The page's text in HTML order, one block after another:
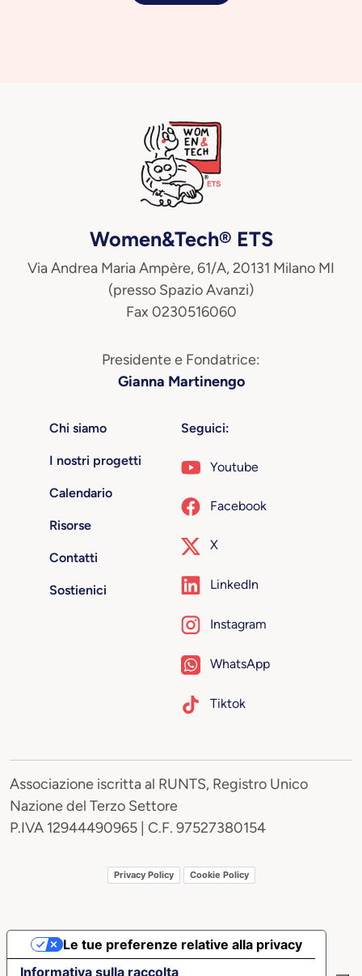
Women&Tech® ETS
Via Andrea Maria Ampère, 61/A, 20131 Milano MI
(presso Spazio Avanzi)
Fax 0230516060
Presidente e Fondatrice:
Gianna Martinengo
Chi siamo
I nostri progetti
Calendario
Risorse
Contatti
Sostienici
Seguici:
Youtube
Facebook
X
LinkedIn
Instagram
WhatsApp
Tiktok
Associazione iscritta al RUNTS, Registro Unico
Nazione del Terzo Settore
P.IVA 12944490965 | C.F. 97527380154
Privacy Policy Cookie Policy
Informativa sulla raccolta
Le tue preferenze relative alla privacy